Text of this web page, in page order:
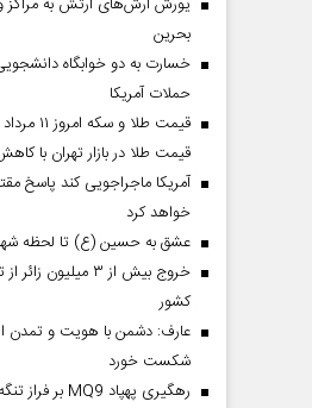
بحرین
خسارت به دو خوابگاه
حملات آمریکا
قیمت طلا در بازار تهران با
آمریکا ماجراجویی کند پاسخ
خواهد کرد
عشق به حسین (ع) تا لحظه
خروج بیش از ۳ میلیون
کشور
عارف: دشمن با هویت و تمدن
شکست خورد
رهگیری پهپاد MQ9 بر فراز تنگه هرمز